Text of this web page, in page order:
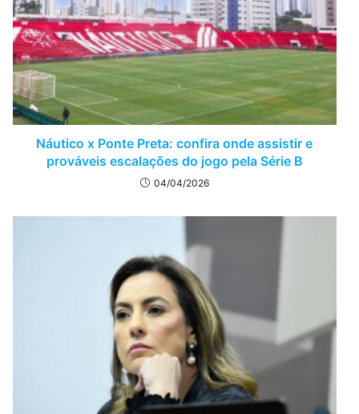
Náutico x Ponte Preta: confira onde assistir e
prováveis escalações do jogo pela Série B
04/04/2026